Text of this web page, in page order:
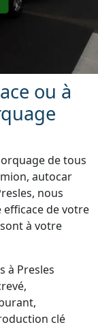
ou à
de tous
autocar
nous
de votre
à votre
à Presles
clé